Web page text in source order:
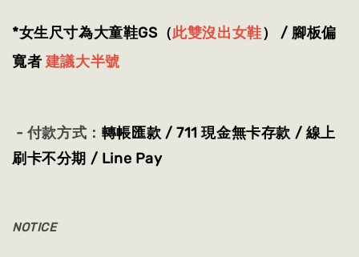
*女生尺寸為大童鞋GS（此雙沒出女鞋） / 腳板偏
寬者 建議大半號
- 付款方式： 轉帳匯款 / 711 現金無卡存款 / 線上
刷卡不分期 / Line Pay
NOTICE